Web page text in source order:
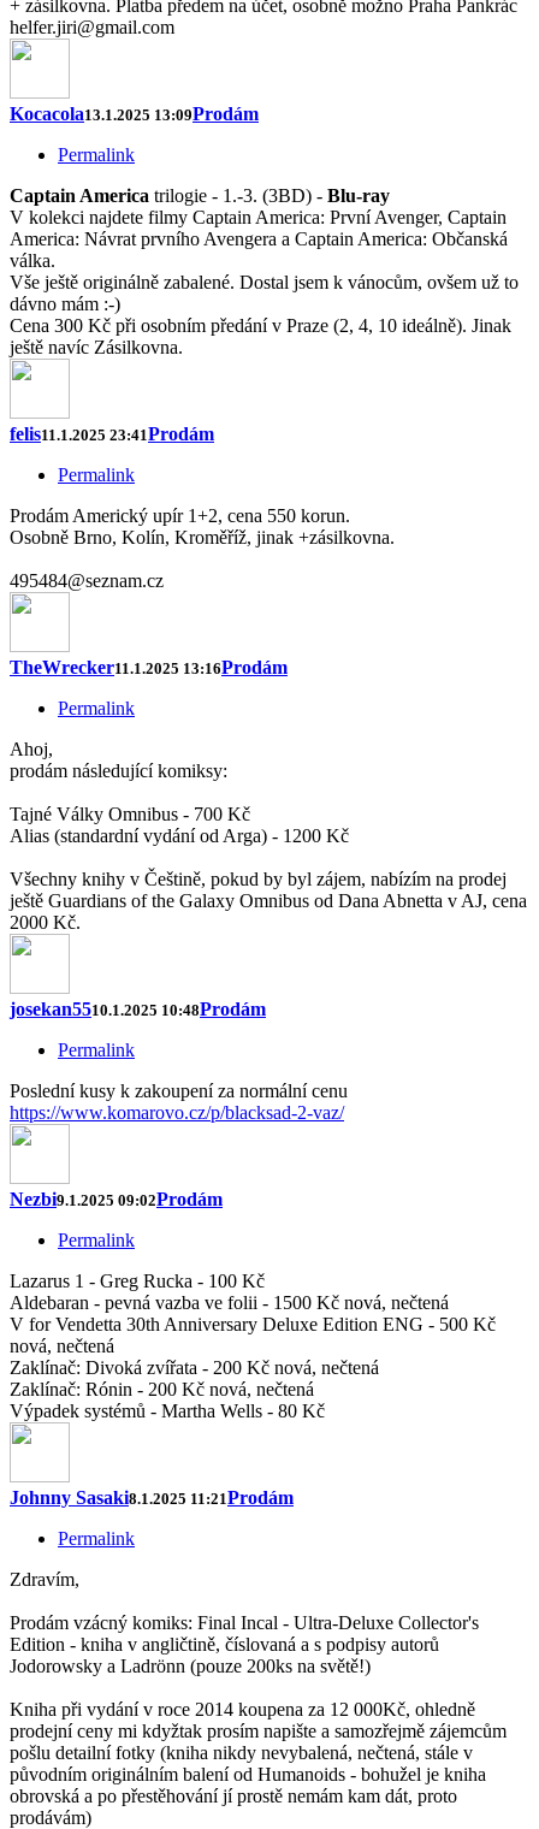
+ zásilkovna. Platba předem na účet, osobně možno Praha Pankrác
helfer.jiri@gmail.com
Kocacola13.1.2025 13:09Prodám
Permalink
Captain America trilogie - 1.-3. (3BD) - Blu-ray
V kolekci najdete filmy Captain America: První Avenger, Captain
America: Návrat prvního Avengera a Captain America: Občanská
válka.
Vše ještě originálně zabalené. Dostal jsem k vánocům, ovšem už to
dávno mám :-)
Cena 300 Kč při osobním předání v Praze (2, 4, 10 ideálně). Jinak
ještě navíc Zásilkovna.
felis11.1.2025 23:41Prodám
Permalink
Prodám Americký upír 1+2, cena 550 korun.
Osobně Brno, Kolín, Kroměříž, jinak +zásilkovna.
495484@seznam.cz
TheWrecker11.1.2025 13:16Prodám
Permalink
Ahoj,
prodám následující komiksy:
Tajné Války Omnibus - 700 Kč
Alias (standardní vydání od Arga) - 1200 Kč
Všechny knihy v Češtině, pokud by byl zájem, nabízím na prodej
ještě Guardians of the Galaxy Omnibus od Dana Abnetta v AJ, cena
2000 Kč.
josekan5510.1.2025 10:48Prodám
Permalink
Poslední kusy k zakoupení za normální cenu
https://www.komarovo.cz/p/blacksad-2-vaz/
Nezbi9.1.2025 09:02Prodám
Permalink
Lazarus 1 - Greg Rucka - 100 Kč
Aldebaran - pevná vazba ve folii - 1500 Kč nová, nečtená
V for Vendetta 30th Anniversary Deluxe Edition ENG - 500 Kč
nová, nečtená
Zaklínač: Divoká zvířata - 200 Kč nová, nečtená
Zaklínač: Rónin - 200 Kč nová, nečtená
Výpadek systémů - Martha Wells - 80 Kč
Johnny Sasaki8.1.2025 11:21Prodám
Permalink
Zdravím,
Prodám vzácný komiks: Final Incal - Ultra-Deluxe Collector's
Edition - kniha v angličtině, číslovaná a s podpisy autorů
Jodorowsky a Ladrönn (pouze 200ks na světě!)
Kniha při vydání v roce 2014 koupena za 12 000Kč, ohledně
prodejní ceny mi kdyžtak prosím napište a samozřejmě zájemcům
pošlu detailní fotky (kniha nikdy nevybalená, nečtená, stále v
původním originálním balení od Humanoids - bohužel je kniha
obrovská a po přestěhování jí prostě nemám kam dát, proto
prodávám)